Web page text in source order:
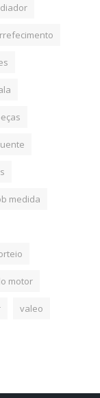
medida
motor
valeo